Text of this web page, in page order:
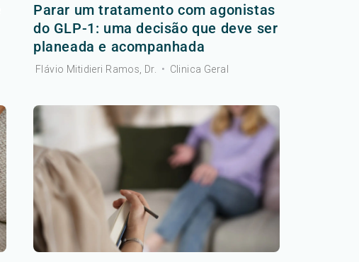
Parar um tratamento com agonistas
do GLP-1: uma decisão que deve ser
planeada e acompanhada
Flávio Mitidieri Ramos, Dr. • Clinica Geral